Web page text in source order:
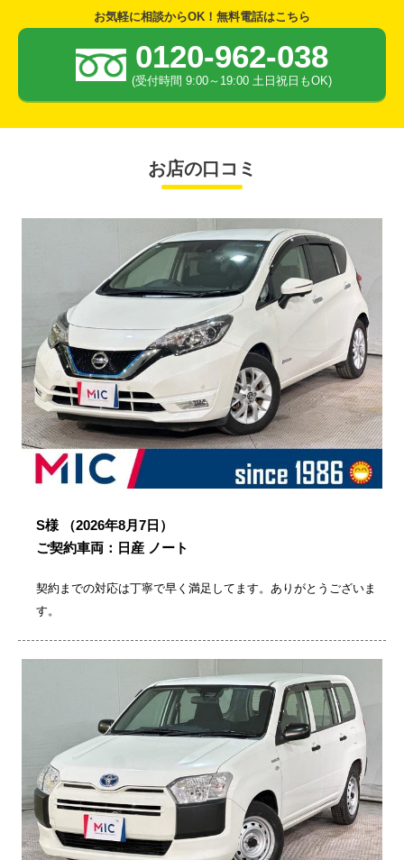
お気軽に相談からOK！無料電話はこちら
0120-962-038
(受付時間 9:00～19:00 土日祝日もOK)
お店の口コミ
S様
（2026年8月7日）
ご契約車両：日産 ノート
契約までの対応は丁寧で早く満足してます。ありがとうございま
す。